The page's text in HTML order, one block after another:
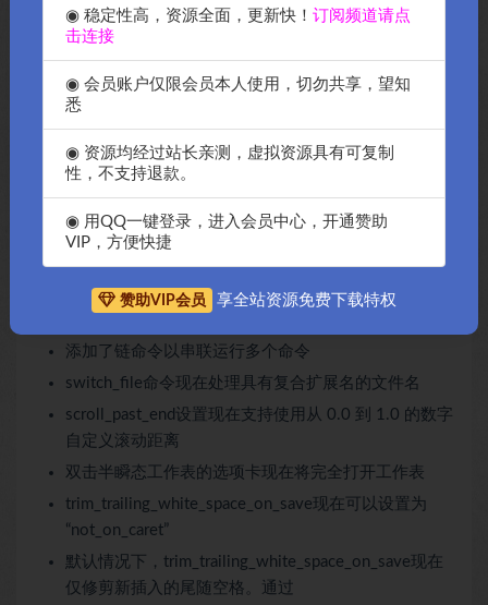
少了重流
撤消历史记录保留在会话中
以编程方式编辑首选项时，将保留注释和布局
默认情况下，插入记号闪烁处于禁用状态。设置
caret_style设置以平滑以前的行为
改进的自动压痕检测
添加了相对行号，由relative_line_numbers设置控制
添加了设置scroll_context_lines
添加了设置control_character_style
添加了链命令以串联运行多个命令
switch_file命令现在处理具有复合扩展名的文件名
scroll_past_end设置现在支持使用从 0.0 到 1.0 的数字
自定义滚动距离
双击半瞬态工作表的选项卡现在将完全打开工作表
trim_trailing_white_space_on_save现在可以设置为
“not_on_caret”
默认情况下，trim_trailing_white_space_on_save现在
仅修剪新插入的尾随空格。通过
◉ 稳定性高，资源全面，更新快！订阅频道请点
击连接
◉ 会员账户仅限会员本人使用，切勿共享，望知
悉
◉ 资源均经过站长亲测，虚拟资源具有可复制
性，不支持退款。
◉ 用QQ一键登录，进入会员中心，开通赞助
VIP，方便快捷
赞助VIP会员 享全站资源免费下载特权